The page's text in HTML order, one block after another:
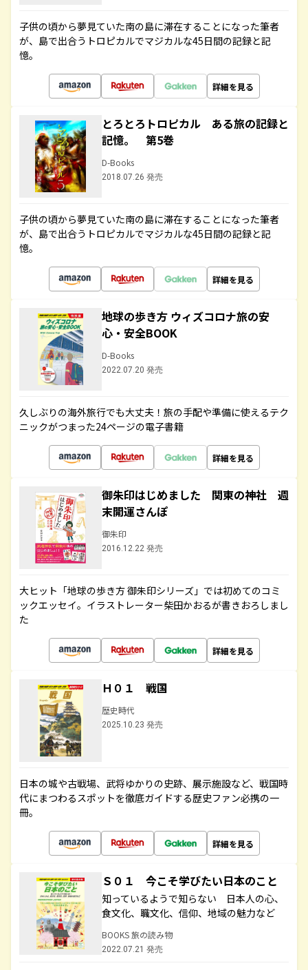
子供の頃から夢見ていた南の島に滞在することになった筆者
が、島で出合うトロピカルでマジカルな45日間の記録と記
憶。
詳細を見る
とろとろトロピカル ある旅の記録と
記憶。 第5巻
D-Books
2018.07.26 発売
子供の頃から夢見ていた南の島に滞在することになった筆者
が、島で出合うトロピカルでマジカルな45日間の記録と記
憶。
詳細を見る
地球の歩き方 ウィズコロナ旅の安
心・安全BOOK
D-Books
2022.07.20 発売
久しぶりの海外旅行でも大丈夫！旅の手配や準備に使えるテク
ニックがつまった24ページの電子書籍
詳細を見る
御朱印はじめました 関東の神社 週
末開運さんぽ
御朱印
2016.12.22 発売
大ヒット「地球の歩き方 御朱印シリーズ」では初めてのコミ
ックエッセイ。イラストレーター柴田かおるが書きおろしまし
た
詳細を見る
Ｈ０１ 戦国
歴史時代
2025.10.23 発売
日本の城や古戦場、武将ゆかりの史跡、展示施設など、戦国時
代にまつわるスポットを徹底ガイドする歴史ファン必携の一
冊。
詳細を見る
Ｓ０１ 今こそ学びたい日本のこと
知っているようで知らない 日本人の心、
食文化、職文化、信仰、地域の魅力など
BOOKS 旅の読み物
2022.07.21 発売